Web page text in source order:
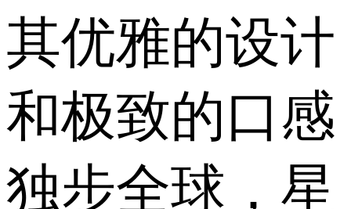
其优雅的设计
和极致的口感
独步全球，星